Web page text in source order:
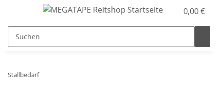
0,00 €
Stallbedarf